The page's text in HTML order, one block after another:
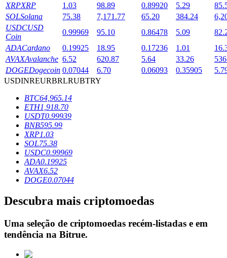
Bloqueios de BTR
Investimentos exclusivos para titulares de BTR
Empréstimos
Serviço de empréstimo apoiado por criptografia
XRPXRP 1.03 98.89 0.89920 5.29
SOLSolana 75.38 7,171.77 65.20 384.24
USDCUSD
Coin
0.99969 95.10 0.86478 5.09
ADACardano 0.19925 18.95 0.17236 1.01
AVAXAvalanche 6.52 620.87 5.64 33.26
DOGEDogecoin 0.07044 6.70 0.06093 0.35905
USDINREURBRLRUBTRY
BTC64,965.14
ETH1,918.70
USDT0.99939
BNB595.99
XRP1.03
SOL75.38
USDC0.99969
ADA0.19925
AVAX6.52
DOGE0.07044
Descubra mais criptomoedas
Uma seleção de criptomoedas recém-listadas e em
tendência na Bitrue.